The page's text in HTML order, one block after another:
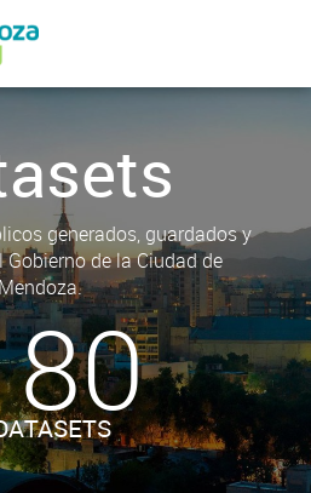
generados, guardados y
de la Ciudad de
Mendoza.